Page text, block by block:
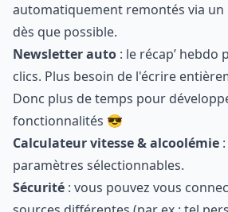
automatiquement remontés via un
dès que possible.
Newsletter auto : le récap’ hebdo
clics. Plus besoin de l'écrire
Donc plus de temps pour
fonctionnalités 😎
Calculateur vitesse & alcoolémie
paramètres sélectionnables.
Sécurité : vous pouvez vous